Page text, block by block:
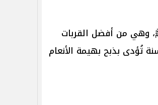
وهي من أفضل القربات
تُؤدى بذبح بهيمة الأنعام